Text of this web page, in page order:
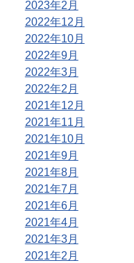
2023年2月
2022年12月
2022年10月
2022年9月
2022年3月
2022年2月
2021年12月
2021年11月
2021年10月
2021年9月
2021年8月
2021年7月
2021年6月
2021年4月
2021年3月
2021年2月